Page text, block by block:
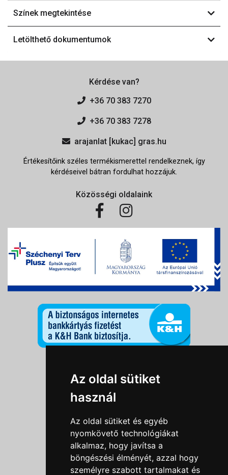
Az oldal sütiket
használ
Az oldal sütiket és egyéb
nyomkövető technológiákat
alkalmaz, hogy javítsa a
böngészési élményét, azzal hogy
személyre szabott tartalmakat és
Színek megtekintése
Letölthető dokumentumok
Kérdése van?
+36 70 383 7270
+36 70 383 7278
arajanlat [kukac] gras.hu
Értékesítőink széles termékismerettel rendelkeznek, így
kérdéseivel bátran fordulhat hozzájuk.
Közösségi oldalaink
Információk
Általános szerződési feltételek
Impresszum
Nyereményjáték szabály
Outlet nap nyereményjáték szabályzat
Süti beállítások